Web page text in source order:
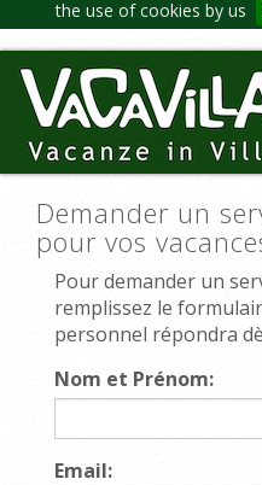
the use of cookies by us
Demander un
pour vos
Pour demander un
remplissez le
personnel répondra
Nom et Prénom:
Email: